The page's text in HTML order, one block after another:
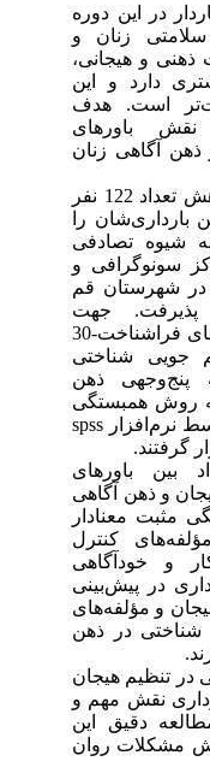
دوره
و
و این
هدف
زنان
نمونه‌ی پژوهش تعداد 122 نفر
را
و
قم
جهت
30
ذهن
spss
آگاهی
کنترل
ذهن
هیجان
مهم و
این
روان